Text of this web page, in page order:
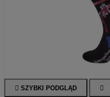
 SZYBKI PODGLĄD 